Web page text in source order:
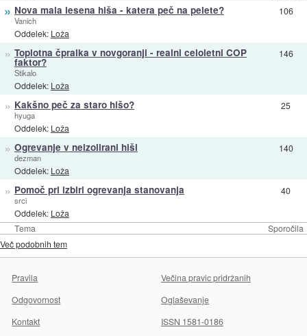
Tema Sporočila
» Nova mala lesena hiša - katera peč na pelete?
Vanich
Oddelek: Loža
106
» Toplotna čpralka v novgoranji - realni celoletni COP
faktor?
Stikalo
Oddelek: Loža
146
» Kakšno peč za staro hišo?
hyuga
Oddelek: Loža
25
» Ogrevanje v neizolirani hiši
dezman
Oddelek: Loža
140
» Pomoč pri izbiri ogrevanja stanovanja
srci
Oddelek: Loža
40
Več podobnih tem
Pravila
Večina pravic pridržanih
Odgovornost
Oglaševanje
Kontakt
ISSN 1581-0186